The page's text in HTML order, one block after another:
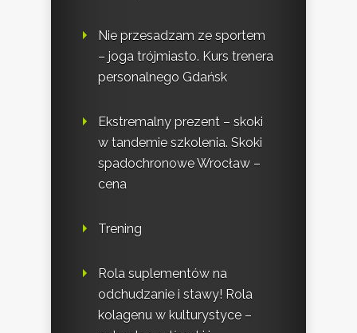
Nie przesadzam ze sportem
– joga trójmiasto. Kurs trenera
personalnego Gdańsk
Ekstremalny prezent – skoki
w tandemie szkolenia. Skoki
spadochronowe Wrocław –
cena
Trening
Rola suplementów na
odchudzanie i stawy! Rola
kolagenu w kulturystyce –